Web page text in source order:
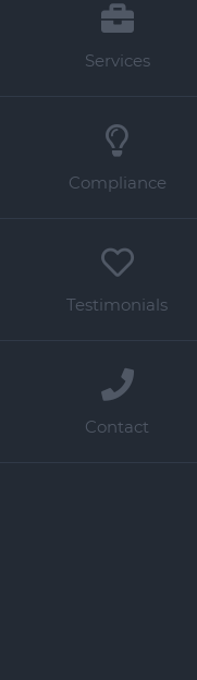
Services
Compliance
Testimonials
Contact